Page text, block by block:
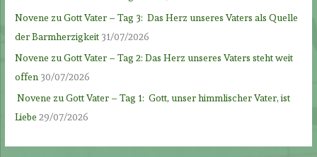
Novene zu Gott Vater – Tag 3: Das Herz unseres Vaters als Quelle
der Barmherzigkeit 31/07/2026
Novene zu Gott Vater – Tag 2: Das Herz unseres Vaters steht weit
offen 30/07/2026
Novene zu Gott Vater – Tag 1: Gott, unser himmlischer Vater, ist
Liebe 29/07/2026